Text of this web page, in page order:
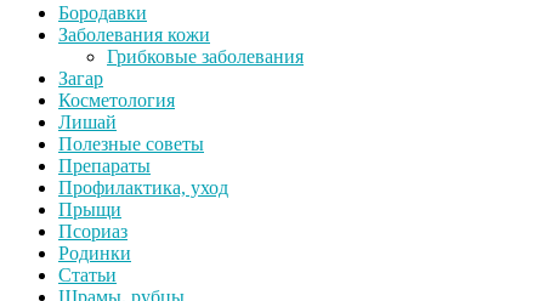
Бородавки
Заболевания кожи
Грибковые заболевания
Загар
Косметология
Лишай
Полезные советы
Препараты
Профилактика, уход
Прыщи
Псориаз
Родинки
Статьи
Шрамы, рубцы